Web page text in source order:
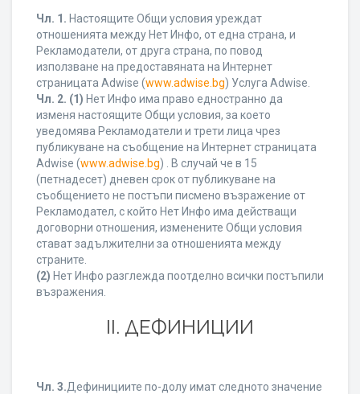
Чл. 1. Настоящите Общи условия уреждат
отношенията между Нет Инфо, от една страна, и
Рекламодатели, от друга страна, по повод
използване на предоставяната на Интернет
страницата Adwise (www.adwise.bg) Услуга Adwise.
Чл. 2. (1) Нет Инфо има право едностранно да
изменя настоящите Общи условия, за което
уведомява Рекламодатели и трети лица чрез
публикуване на съобщение на Интернет страницата
Adwise (www.adwise.bg) . В случай че в 15
(петнадесет) дневен срок от публикуване на
съобщението не постъпи писмено възражение от
Рекламодател, с който Нет Инфо има действащи
договорни отношения, изменените Общи условия
стават задължителни за отношенията между
страните.
(2) Нет Инфо разглежда поотделно всички постъпили
възражения.
ІІ. ДЕФИНИЦИИ
Чл. 3.Дефинициите по-долу имат следното значение